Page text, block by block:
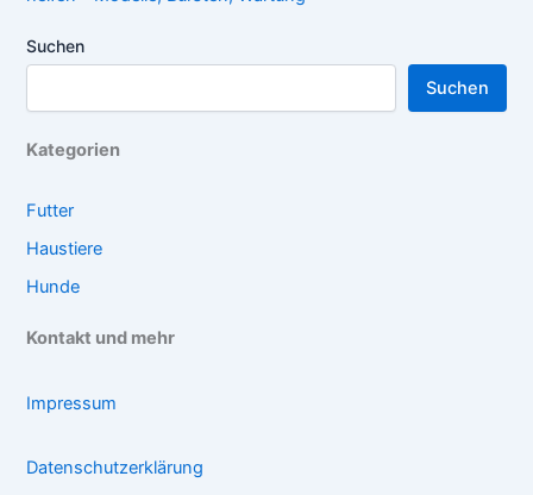
Suchen
Suchen
Kategorien
Futter
Haustiere
Hunde
Kontakt und mehr
Impressum
Datenschutzerklärung